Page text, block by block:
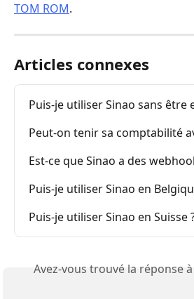
TOM ROM.
Articles connexes
Puis-je utiliser Sinao sans être
Peut-on tenir sa comptabilité
Est-ce que Sinao a des
Puis-je utiliser Sinao en
Puis-je utiliser Sinao en Suisse
Avez-vous trouvé la réponse